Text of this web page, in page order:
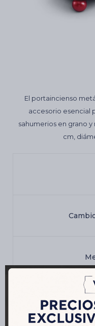
El portaincienso
accesorio esencial
sahumerios en grano
cm,
Aromatizantes de